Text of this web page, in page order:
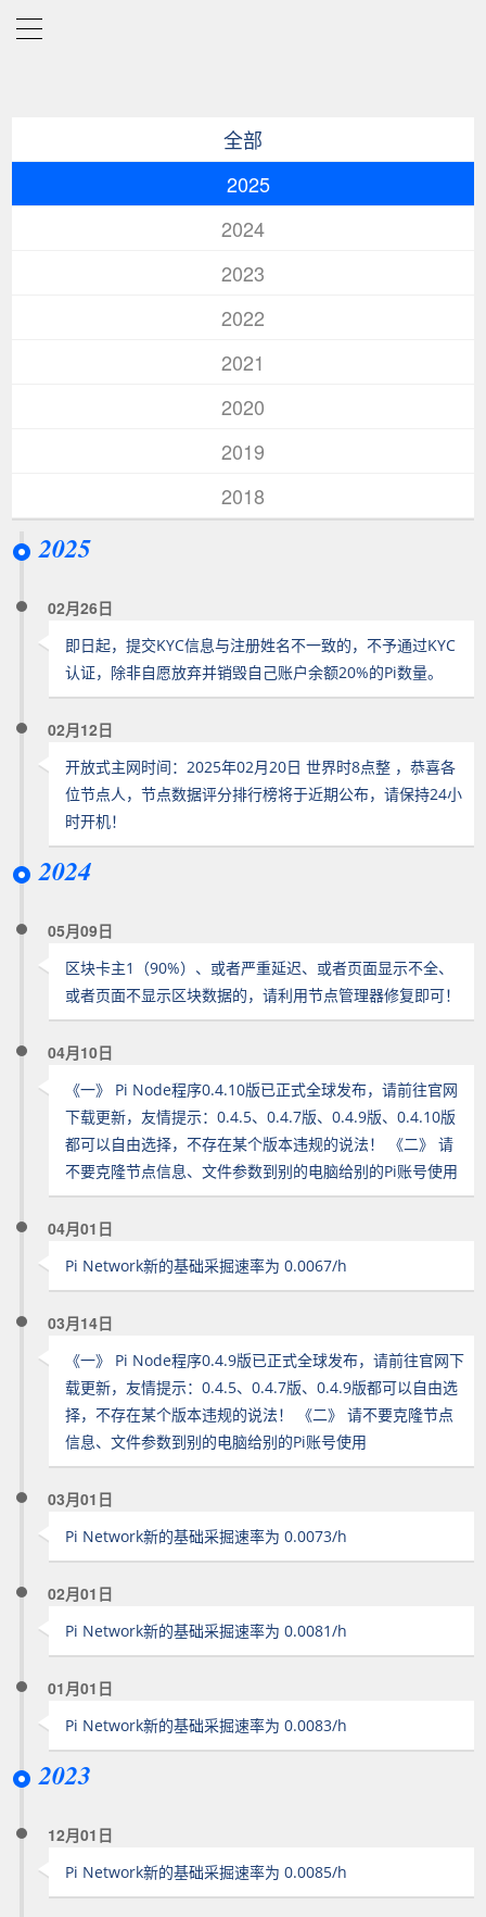
全部
2025
2024
2023
2022
2021
2020
2019
2018
2025
02月26日
即日起，提交KYC信息与注册姓名不一致的，不予通过KYC
认证，除非自愿放弃并销毁自己账户余额20%的Pi数量。
02月12日
开放式主网时间：2025年02月20日 世界时8点整 ，恭喜各
位节点人，节点数据评分排行榜将于近期公布，请保持24小
时开机！
2024
05月09日
区块卡主1（90%）、或者严重延迟、或者页面显示不全、
或者页面不显示区块数据的，请利用节点管理器修复即可！
04月10日
《一》 Pi Node程序0.4.10版已正式全球发布，请前往官网
下载更新，友情提示：0.4.5、0.4.7版、0.4.9版、0.4.10版
都可以自由选择，不存在某个版本违规的说法！ 《二》 请
不要克隆节点信息、文件参数到别的电脑给别的Pi账号使用
04月01日
Pi Network新的基础采掘速率为 0.0067/h
03月14日
《一》 Pi Node程序0.4.9版已正式全球发布，请前往官网下
载更新，友情提示：0.4.5、0.4.7版、0.4.9版都可以自由选
择，不存在某个版本违规的说法！ 《二》 请不要克隆节点
信息、文件参数到别的电脑给别的Pi账号使用
03月01日
Pi Network新的基础采掘速率为 0.0073/h
02月01日
Pi Network新的基础采掘速率为 0.0081/h
01月01日
Pi Network新的基础采掘速率为 0.0083/h
2023
12月01日
Pi Network新的基础采掘速率为 0.0085/h